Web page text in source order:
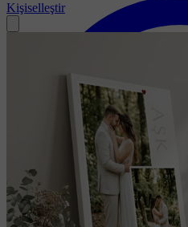
Kişiselleştir